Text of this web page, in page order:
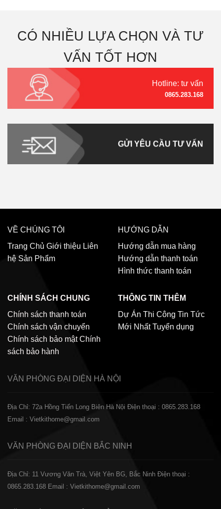
CÓ NHIỀU LỰA CHỌN VÀ TƯ
VẤN TỐT HƠN
Hotline: tư vấn
0865.283.168
GỬI YÊU CẦU TƯ VẤN
VỀ CHÚNG TÔI
Trang Chủ Giới thiệu Liên
hệ Sản Phẩm
HƯỚNG DẪN
Hướng dẫn mua hàng
Hướng dẫn thanh toán
Hình thức thanh toán
CHÍNH SÁCH CHUNG
Chính sách thanh toán
Chính sách vận chuyển
Chính sách bảo mật Chính
sách bảo hành
THÔNG TIN THÊM
Dự Án Thi Công Tin Tức
Mới Nhất Tuyển dụng
VĂN PHÒNG ĐẠI DIỆN HÀ NỘI
Địa Chỉ: 72a Hồng Tiến Long Biên Hà Nội Điện thoại : 0865.283.168
Email : Vietkithome@gmail.com
VĂN PHÒNG ĐẠI DIỆN BẮC NINH
Địa Chỉ: 11 Vương Văn Trà, Việt Yên BG, Bắc Ninh Điện thoại :
0865.283.168 Email : Vietkithome@gmail.com